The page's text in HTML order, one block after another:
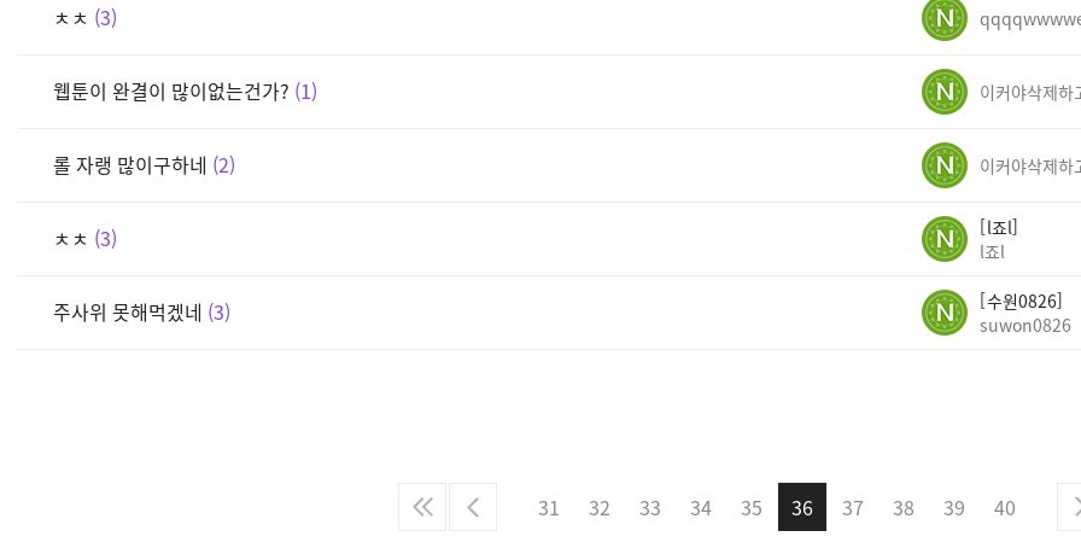
ㅊㅊ 3
웹툰이 완결이 많이없는건가? 1
롤 자랭 많이구하네 2
ㅊㅊ 3
l죠l
l죠l
주사위 못해먹겠네 3
수원0826
suwon0826
31 32 33 34 35 36 37 38 39 40